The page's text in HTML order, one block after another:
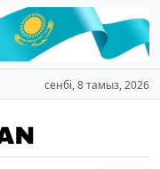
сенбі, 8 тамыз, 2026